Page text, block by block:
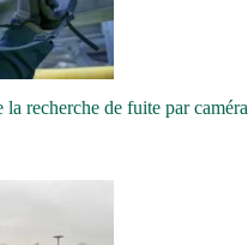
recherche de fuite par caméra